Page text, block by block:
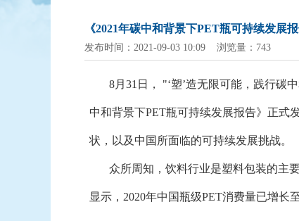
《2021年碳中和背景下PET瓶可持续发展
发布时间：2021-09-03 10:09 浏览量：743
8月31日， "‘塑’造无限可能，践行碳
中和背景下PET瓶可持续发展报告》正式
状，以及中国所面临的可持续发展挑战。
众所周知，饮料行业是塑料包装的主
显示，2020年中国瓶级PET消费量已增长